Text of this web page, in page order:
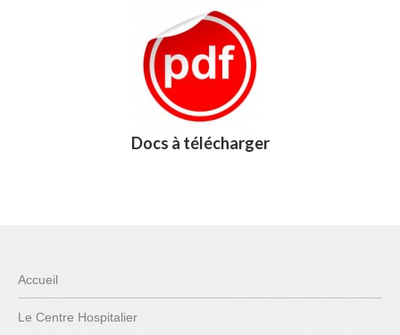
Docs à télécharger
Accueil
Le Centre Hospitalier